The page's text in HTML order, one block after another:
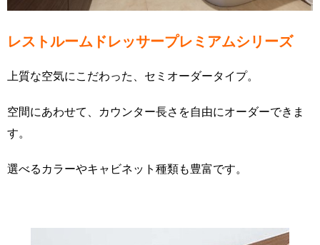
レストルームドレッサープレミアムシリーズ
上質な空気にこだわった、セミオーダータイプ。
空間にあわせて、カウンター長さを自由にオーダーできま
す。
選べるカラーやキャビネット種類も豊富です。